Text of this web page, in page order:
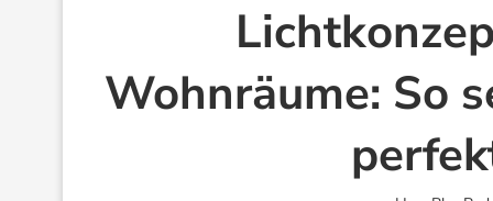
Wohnräume: So